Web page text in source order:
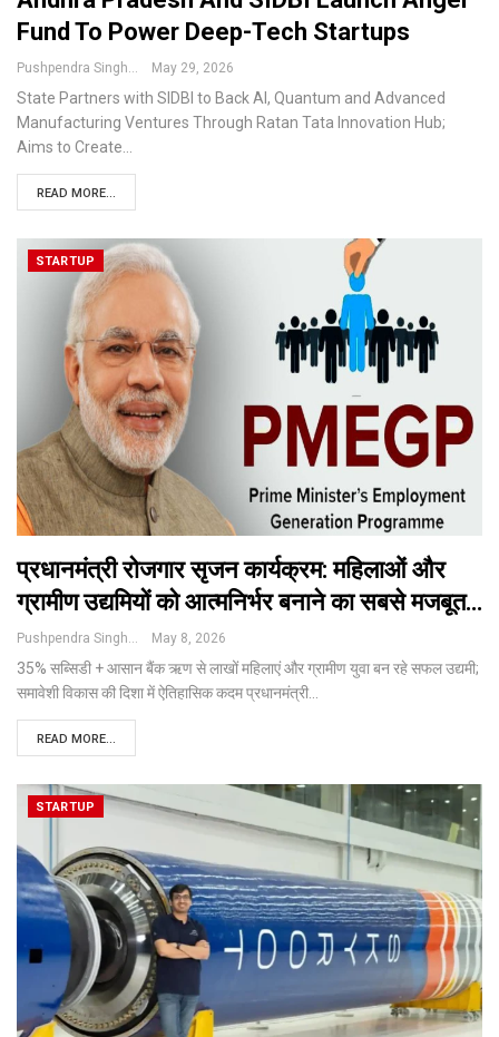
Fund To Power Deep-Tech Startups
May 29, 2026
State Partners with SIDBI to Back AI, Quantum and Advanced
Manufacturing Ventures Through Ratan Tata Innovation Hub;
Aims to Create
READ MORE...
STARTUP
प्रधानमंत्री रोजगार सृजन कार्यक्रम: महिलाओं और
ग्रामीण उद्यमियों को आत्मनिर्भर बनाने का सबसे मजबूत…
Pushpendra Singh May 8, 2026
35% सब्सिडी + आसान बैंक ऋण से लाखों महिलाएं और ग्रामीण युवा बन रहे सफल उद्यमी;
समावेशी विकास की दिशा में ऐतिहासिक कदमप्रधानमंत्री…
READ MORE...
STARTUP